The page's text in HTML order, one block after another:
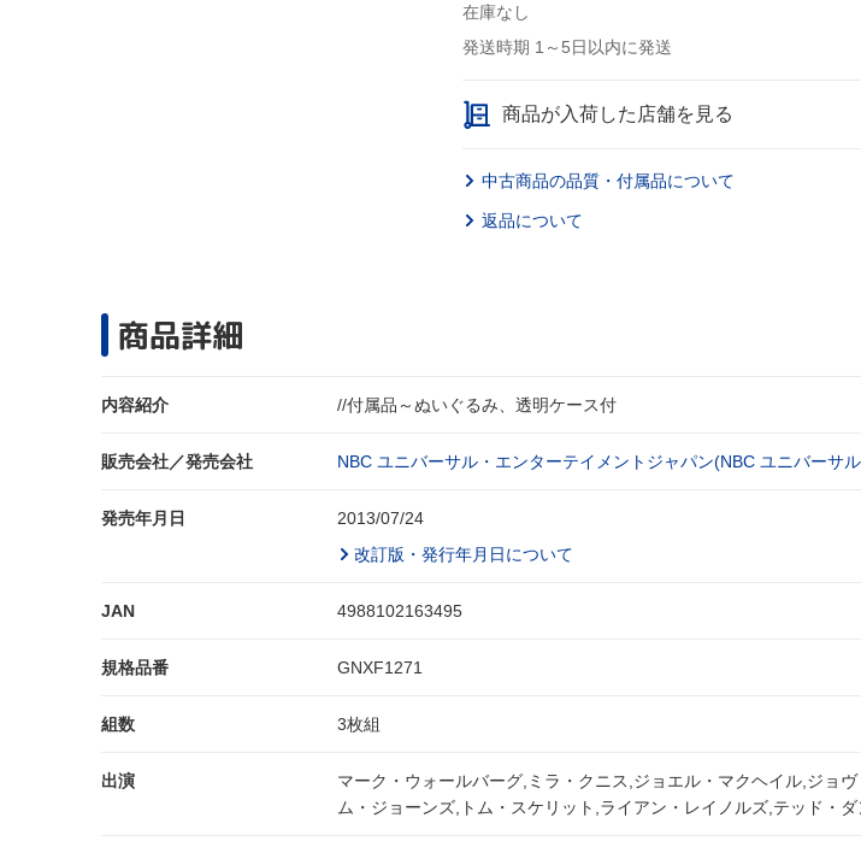
在庫なし
発送時期 1～5日以内に発送
商品が入荷した店舗を見る
中古商品の品質・付属品について
返品について
商品詳細
内容紹介 //付属品～ぬいぐるみ、透明ケース付
販売会社／発売会社 NBC ユニバーサル・エンターテイメントジャパン(NBC ユニバーサ
発売年月日
2013/07/24
改訂版・発行年月日について
JAN 4988102163495
規格品番 GNXF1271
組数 3枚組
出演
マーク・ウォールバーグ,ミラ・クニス,ジョエル・マクヘイル,ジョ
ム・ジョーンズ,トム・スケリット,ライアン・レイノルズ,テッド・